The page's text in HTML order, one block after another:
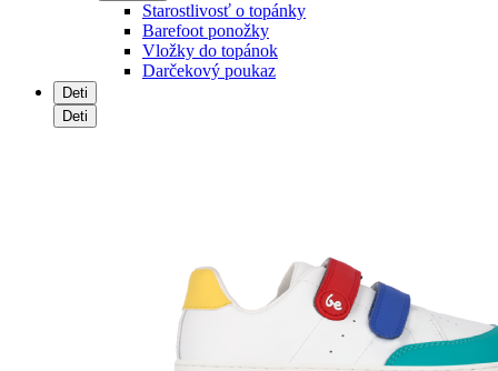
Starostlivosť o topánky
Barefoot ponožky
Vložky do topánok
Darčekový poukaz
Deti
Deti